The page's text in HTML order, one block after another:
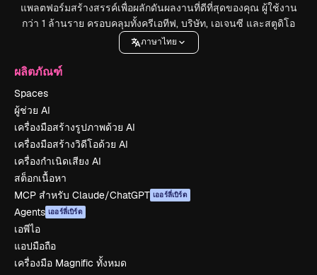
แพลตฟอร์มสร้างสรรค์เพื่อผลักดันผลงานที่ดีที่สุดของคุณ ผู้ใช้งาน
กว่า 1 ล้านราย ครอบคลุมทั้งครีเอทีฟ, บริษัท, เอเจนซี และสตูดิโอ
ภาษาไทย
ผลิตภัณฑ์
Spaces
ผู้ช่วย AI
เครื่องมือสร้างรูปภาพด้วย AI
เครื่องมือสร้างวิดีโอด้วย AI
เครื่องกำเนิดเสียง AI
สต็อกเนื้อหา
MCP สำหรับ Claude/ChatGPT เออร์ลี่เบิร์ด
Agents เออร์ลี่เบิร์ด
เอพีไอ
แอปมือถือ
เครื่องมือ Magnific ทั้งหมด